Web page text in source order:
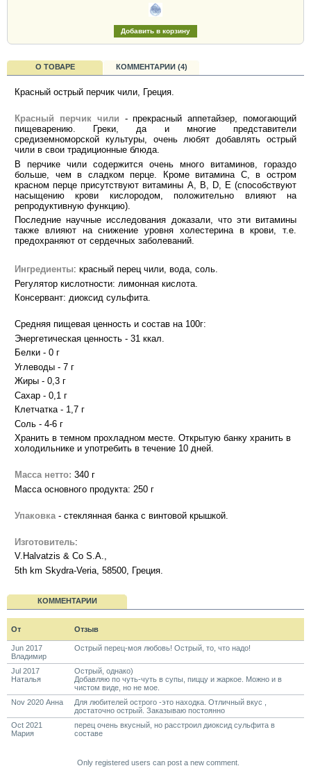
О ТОВАРЕ КОММЕНТАРИИ (4)
Красный острый перчик чили, Греция.
Красный перчик чили - прекрасный аппетайзер, помогающий
пищеварению. Греки, да и многие представители
средиземноморской культуры, очень любят добавлять острый
чили в свои традиционные блюда.
В перчике чили содержится очень много витаминов, гораздо
больше, чем в сладком перце. Кроме витамина С, в остром
красном перце присутствуют витамины A, B, D, E (способствуют
насыщению крови кислородом, положительно влияют на
репродуктивную функцию).
Последние научные исследования доказали, что эти витамины
также влияют на снижение уровня холестерина в крови, т.е.
предохраняют от сердечных заболеваний.
Ингредиенты: красный перец чили, вода, соль.
Регулятор кислотности: лимонная кислота.
Консервант: диоксид сульфита.
Средняя пищевая ценность и состав на 100г:
Энергетическая ценность - 31 ккал.
Белки - 0 г
Углеводы - 7 г
Жиры - 0,3 г
Сахар - 0,1 г
Клетчатка - 1,7 г
Соль - 4-6 г
Хранить в темном прохладном месте. Открытую банку хранить в
холодильнике и употребить в течение 10 дней.
Масса нетто: 340 г
Масса основного продукта: 250 г
Упаковка - стеклянная банка с винтовой крышкой.
Изготовитель:
V.Halvatzis & Co S.A.,
5th km Skydra-Veria, 58500, Греция.
КОММЕНТАРИИ
От Отзыв
Jun 2017
Владимир
Острый перец-моя любовь! Острый, то, что надо!
Jul 2017
Наталья
Острый, однако)
Добавляю по чуть-чуть в супы, пиццу и жаркое. Можно и в
чистом виде, но не мое.
Nov 2020 Анна
Для любителей острого -это находка. Отличный вкус ,
достаточно острый. Заказываю постоянно
Oct 2021
Мария
перец очень вкусный, но расстроил диоксид сульфита в
составе
Only registered users can post a new comment.